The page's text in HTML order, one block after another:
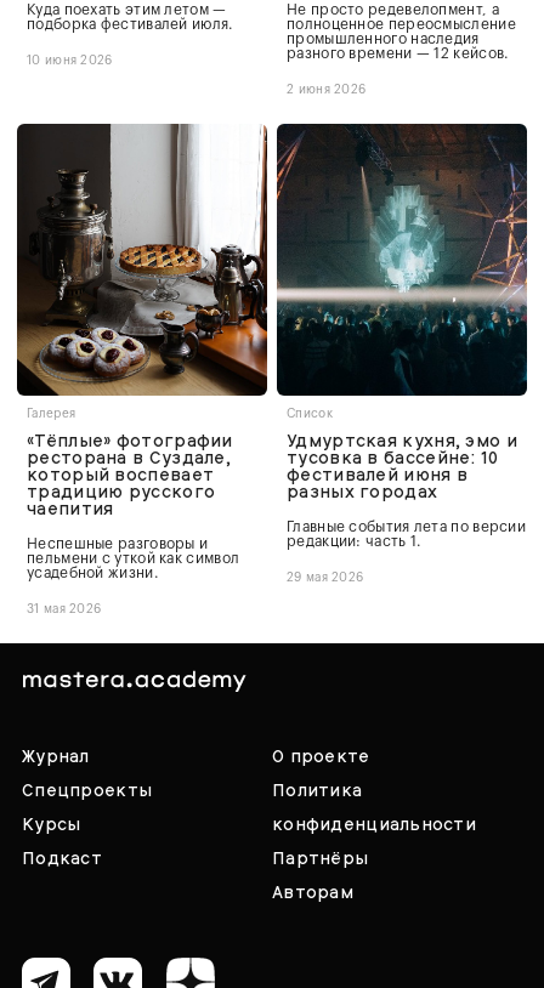
Куда поехать этим летом —
подборка фестивалей июля.
10 июня 2026
Не просто редевелопмент, а
полноценное переосмысление
промышленного наследия
разного времени — 12 кейсов.
2 июня 2026
Галерея
«Тёплые» фотографии
ресторана в Суздале,
который воспевает
традицию русского
чаепития
Неспешные разговоры и
пельмени с уткой как символ
усадебной жизни.
31 мая 2026
Список
Удмуртская кухня, эмо и
тусовка в бассейне: 10
фестивалей июня в
разных городах
Главные события лета по версии
редакции: часть 1.
29 мая 2026
Журнал
Спецпроекты
Курсы
Подкаст
О проекте
Политика
конфиденциальности
Партнёры
Авторам